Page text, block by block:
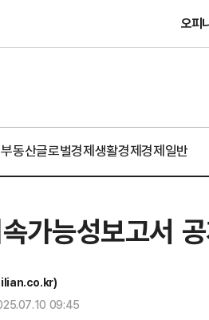
오피
부동산글로벌경제생활경제경제일반
가능성보고서
09:45